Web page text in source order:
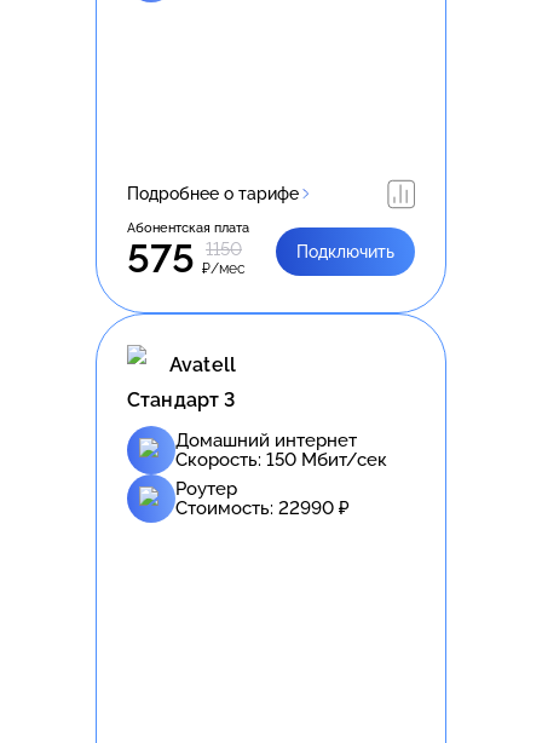
Подробнее о тарифе
Абонентская плата
575 1150
₽/мес
Подключить
Avatell
Стандарт 3
Домашний интернет
Скорость: 150 Мбит/сек
Роутер
Стоимость: 22990 ₽